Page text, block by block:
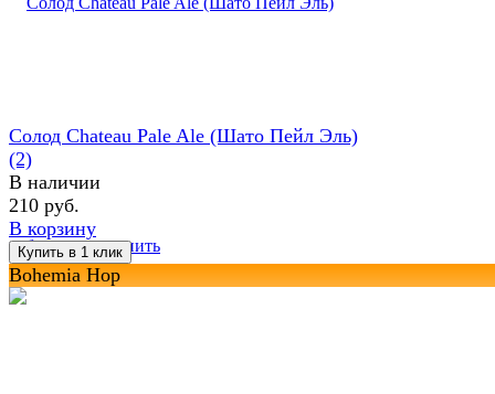
избранное сравнить
Солод Chateau Pale Ale (Шато Пейл Эль)
(2)
В наличии
210 руб.
В корзину
Bohemia Hop